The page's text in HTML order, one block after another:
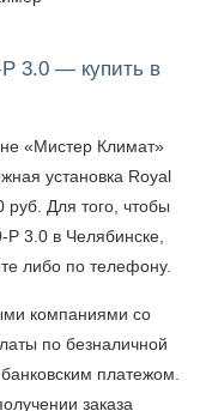
3.0 — купить в
«Мистер Климат»
установка Royal
руб. Для того, чтобы
P 3.0 в Челябинске
либо по телефону.
компаниями со
по безналичной
платежом.
заказа